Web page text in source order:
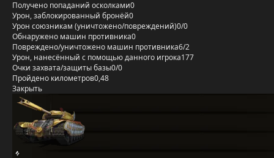
Получено попаданий осколками0
Урон, заблокированный бронёй0
Урон союзникам (уничтожено/повреждений)0/0
Обнаружено машин противника0
Повреждено/уничтожено машин противника6/2
Урон, нанесённый с помощью данного игрока177
Очки захвата/защиты базы0/0
Пройдено километров0,48
Закрыть